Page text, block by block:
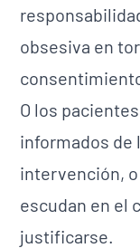
obsesiva en
O los
informados de
intervención,
escudan en el
justificarse.